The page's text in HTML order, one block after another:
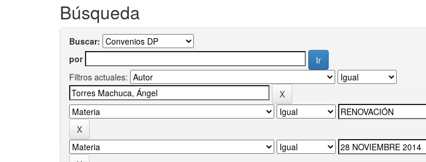
Búsqueda
Buscar:
por
Filtros actuales: